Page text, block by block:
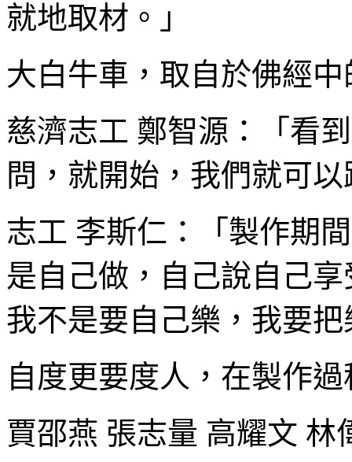
就地取材。」
大白牛車，取自於佛經
慈濟志工 鄭智源：「看
問，就開始，我們就可
志工 李斯仁：「製作期
是自己做，自己說自己
我不是要自己樂，我要
自度更要度人，在製作
賈邵燕 張志量 高耀文 林